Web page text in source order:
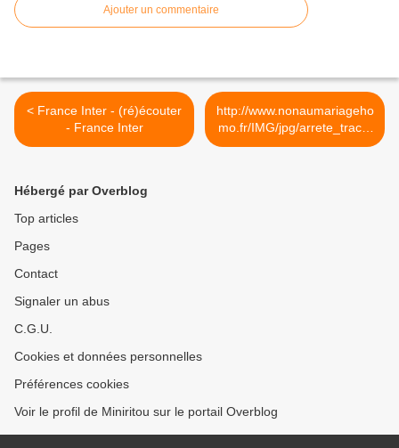
Ajouter un commentaire
< France Inter - (ré)écouter
- France Inter
http://www.nonaumariageho
mo.fr/IMG/jpg/arrete_tract.j
pg >
Hébergé par Overblog
Top articles
Pages
Contact
Signaler un abus
C.G.U.
Cookies et données personnelles
Préférences cookies
Voir le profil de Miniritou sur le portail Overblog